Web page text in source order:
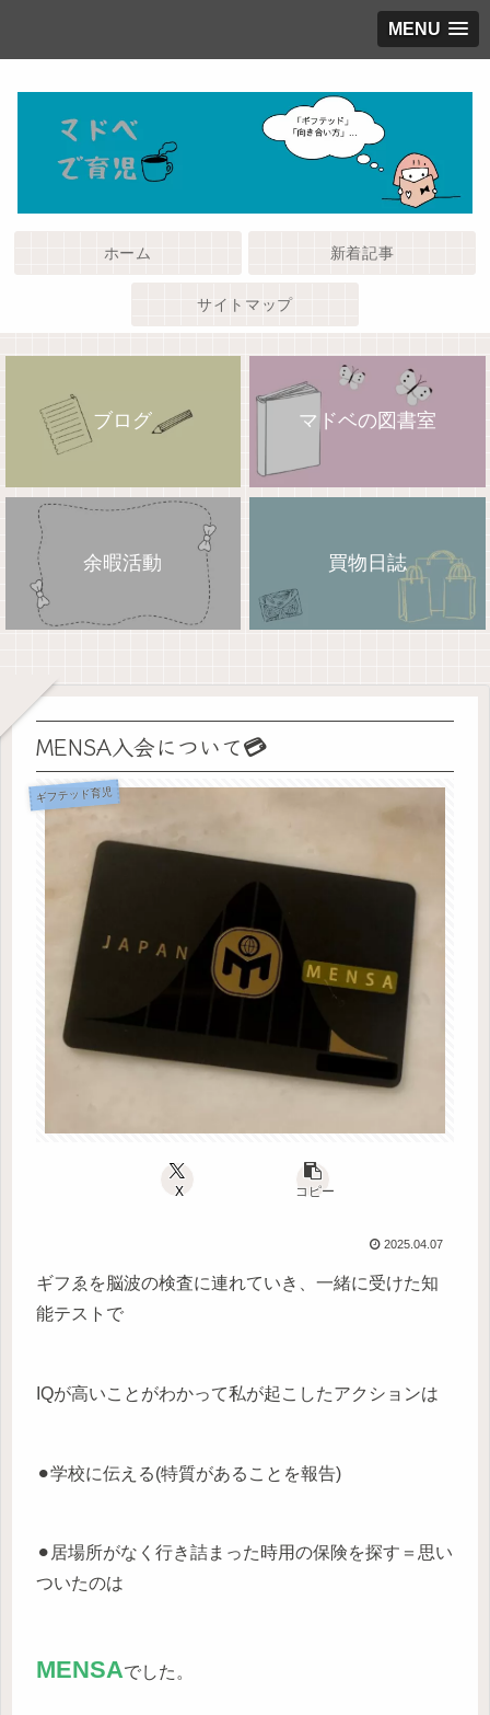
MENU
ホーム 新着記事
サイトマップ
ブログ マドベの図書室
余暇活動 買物日誌
MENSA入会について💳
ギフテッド育児
X コピー
2025.04.07
ギフゑを脳波の検査に連れていき、一緒に受けた知
能テストで
IQが高いことがわかって私が起こしたアクションは
⚫︎学校に伝える(特質があることを報告)
⚫︎居場所がなく行き詰まった時用の保険を探す＝思い
ついたのは
MENSAでした。